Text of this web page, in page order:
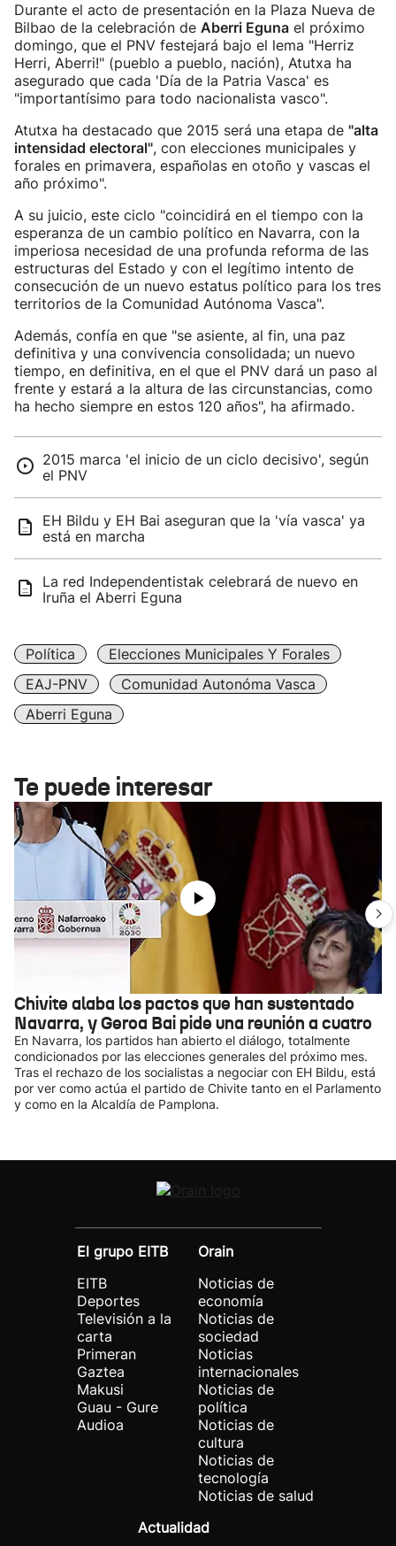
Durante el acto de presentación en la Plaza Nueva de
Bilbao de la celebración de Aberri Eguna el próximo
domingo, que el PNV festejará bajo el lema "Herriz
Herri, Aberri!" (pueblo a pueblo, nación), Atutxa ha
asegurado que cada 'Día de la Patria Vasca' es
"importantísimo para todo nacionalista vasco".
Atutxa ha destacado que 2015 será una etapa de "alta
intensidad electoral", con elecciones municipales y
forales en primavera, españolas en otoño y vascas el
año próximo".
A su juicio, este ciclo "coincidirá en el tiempo con la
esperanza de un cambio político en Navarra, con la
imperiosa necesidad de una profunda reforma de las
estructuras del Estado y con el legítimo intento de
consecución de un nuevo estatus político para los tres
territorios de la Comunidad Autónoma Vasca".
Además, confía en que "se asiente, al fin, una paz
definitiva y una convivencia consolidada; un nuevo
tiempo, en definitiva, en el que el PNV dará un paso al
frente y estará a la altura de las circunstancias, como
ha hecho siempre en estos 120 años", ha afirmado.
2015 marca 'el inicio de un ciclo decisivo', según
el PNV
EH Bildu y EH Bai aseguran que la 'vía vasca' ya
está en marcha
La red Independentistak celebrará de nuevo en
Iruña el Aberri Eguna
Política
Elecciones Municipales Y Forales
EAJ-PNV
Comunidad Autonóma Vasca
Aberri Eguna
Te puede interesar
Chivite alaba los pactos que han sustentado
Navarra, y Geroa Bai pide una reunión a cuatro
En Navarra, los partidos han abierto el diálogo, totalmente
condicionados por las elecciones generales del próximo mes.
Tras el rechazo de los socialistas a negociar con EH Bildu, está
por ver como actúa el partido de Chivite tanto en el Parlamento
y como en la Alcaldía de Pamplona.
El grupo EITB
EITB
Deportes
Televisión a la
carta
Primeran
Gaztea
Makusi
Guau - Gure
Audioa
Orain
Noticias de
economía
Noticias de
sociedad
Noticias
internacionales
Noticias de
política
Noticias de
cultura
Noticias de
tecnología
Noticias de salud
Actualidad